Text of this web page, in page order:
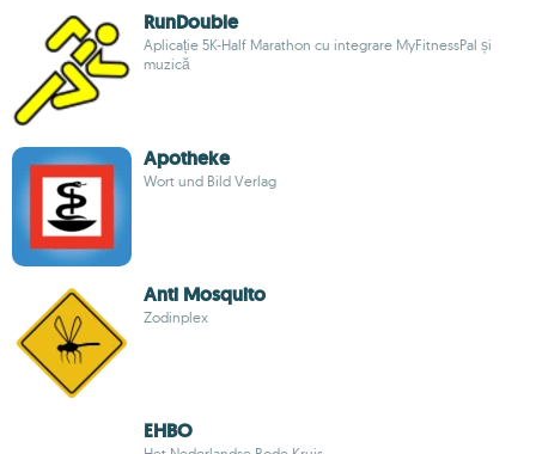
RunDouble
Aplicație 5K-Half Marathon cu integrare MyFitnessPal și
muzică
Apotheke
Wort und Bild Verlag
Anti Mosquito
Zodinplex
EHBO